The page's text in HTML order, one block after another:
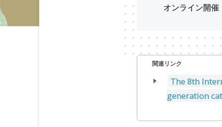
オンライン開催
関連リンク
The 8th
generation